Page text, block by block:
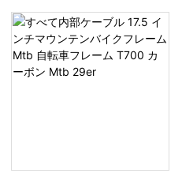
イク用に設計されており、軽量
で耐久性のある乗り心地を実現
する高品質のカーボンファイバ
ーから作られています。 洗練さ
家に最適です。